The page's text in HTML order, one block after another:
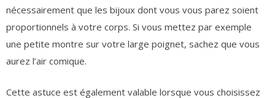
nécessairement que les bijoux dont vous vous parez soient
proportionnels à votre corps. Si vous mettez par exemple
une petite montre sur votre large poignet, sachez que vous
aurez l’air comique.
Cette astuce est également valable lorsque vous choisissez